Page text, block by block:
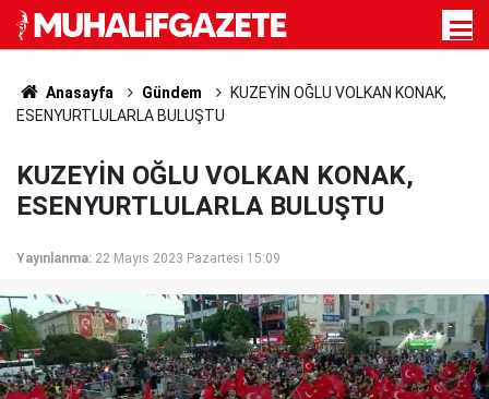
Anasayfa Gündem
KUZEYİN OĞLU VOLKAN KONAK,
ESENYURTLULARLA BULUŞTU
KUZEYİN OĞLU VOLKAN KONAK,
ESENYURTLULARLA BULUŞTU
Yayınlanma: 22 Mayıs 2023 Pazartesi 15:09